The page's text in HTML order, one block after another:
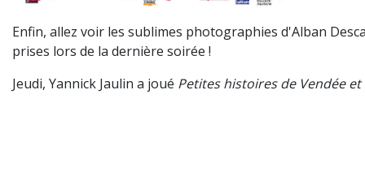
Enfin, allez voir les sublimes photographies d'Alban
prises lors de la dernière soirée !
Jeudi, Yannick Jaulin a joué Petites histoires de Vendée et